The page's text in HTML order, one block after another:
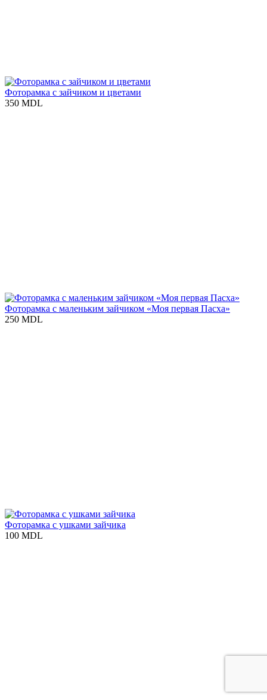
Фоторамка с зайчиком и цветами
350 MDL
Фоторамка с маленьким зайчиком «Моя первая Пасха»
250 MDL
Фоторамка с ушками зайчика
100 MDL